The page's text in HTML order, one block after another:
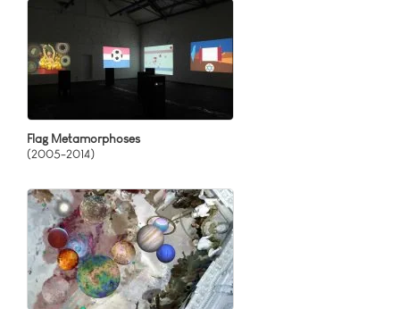
Flag Metamorphoses
(2005-2014)